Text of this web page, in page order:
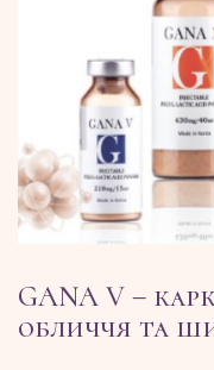
GANA V –
обличчя та